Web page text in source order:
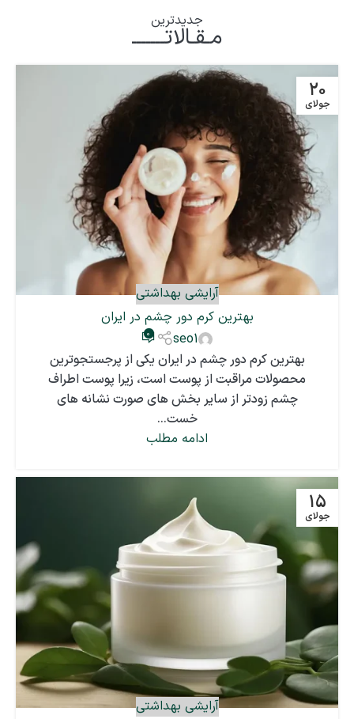
جدیدترین
مـقـالاتـــــــ
20
جولای
آرایشی بهداشتی
بهترین کرم دور چشم در ایران
seo1
0
بهترین کرم دور چشم در ایران یکی از پرجستجوترین
محصولات مراقبت از پوست است، زیرا پوست اطراف
چشم زودتر از سایر بخش های صورت نشانه های
خست...
ادامه مطلب
15
جولای
آرایشی بهداشتی